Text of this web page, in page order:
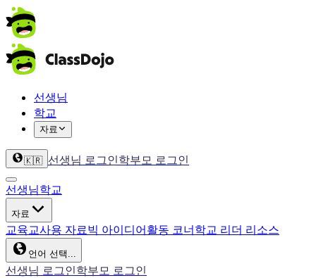
선생님
학교
자료
🇰🇷 선생님 로그인학부모 로그인
선생님학교
자료
교육교사용 자료빅 아이디어활동 코너학교 리더 리소스
언어 선택...
선생님 로그인학부모 로그인